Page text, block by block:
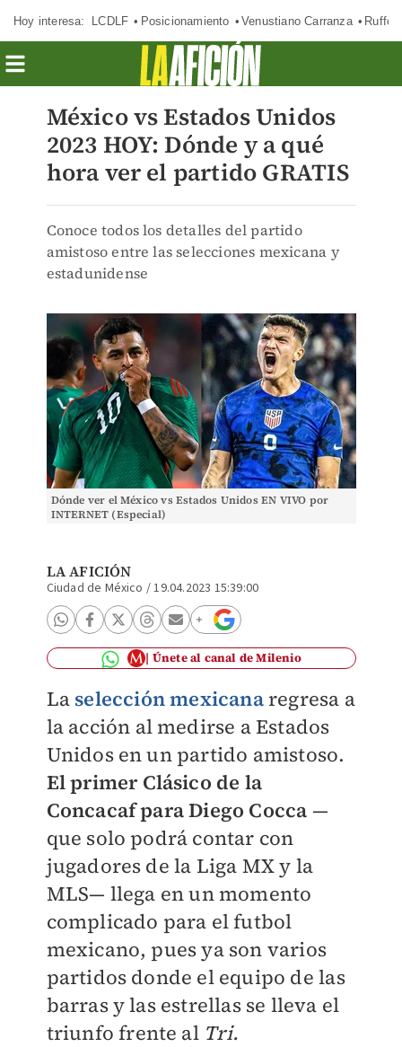
Hoy interesa: LCDLF Posicionamiento Venustiano Carranza Ruffo
México vs Estados Unidos
2023 HOY: Dónde y a qué
hora ver el partido GRATIS
Conoce todos los detalles del partido
amistoso entre las selecciones mexicana y
estadunidense
Dónde ver el México vs Estados Unidos EN VIVO por
INTERNET (Especial)
LA AFICIÓN
Ciudad de México /19.04.2023 15:39:00
Únete al canal de Milenio
La selección mexicanaregresa a
la acción al medirse a Estados
Unidos en un partido amistoso.
El primer Clásico de la
Concacaf para Diego Cocca —
que solo podrá contar con
jugadores de la Liga MX y la
MLS— llega en un momento
complicado para el futbol
mexicano, pues ya son varios
partidos donde el equipo de las
barras y las estrellas se lleva el
triunfo frente al Tri.